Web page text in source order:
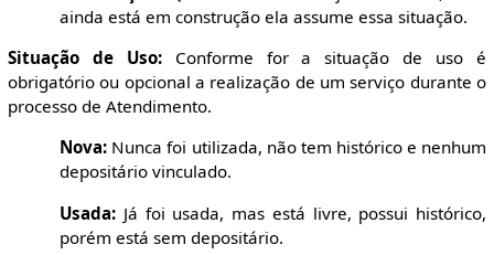
ainda está em construção ela assume essa situação.
Situação de Uso:Conforme for a situação de uso é
obrigatório ou opcional a realização de um serviço durante o
processo de Atendimento.
Nova: Nunca foi utilizada, não tem histórico e nenhum
depositário vinculado.
Usada: Já foi usada, mas está livre, possui histórico,
porém está sem depositário.